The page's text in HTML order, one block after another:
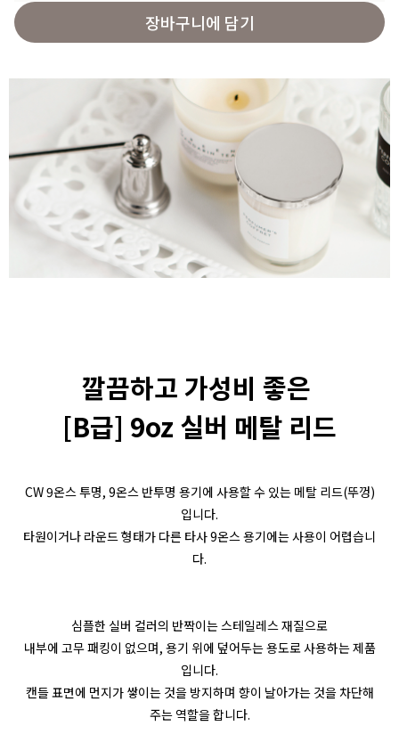
장바구니에 담기
깔끔하고 가성비 좋은
[B급] 9oz 실버 메탈 리드
CW 9온스 투명, 9온스 반투명 용기에 사용할 수 있는 메탈 리드(뚜껑)
입니다.
타원이거나 라운드 형태가 다른 타사 9온스 용기에는 사용이 어렵습니
다.
심플한 실버 컬러의 반짝이는 스테일레스 재질으로
내부에 고무 패킹이 없으며, 용기 위에 덮어두는 용도로 사용하는 제품
입니다.
캔들 표면에 먼지가 쌓이는 것을 방지하며 향이 날아가는 것을 차단해
주는 역할을 합니다.